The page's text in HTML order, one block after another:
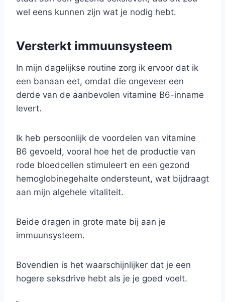
wel eens kunnen zijn wat je nodig hebt.
Versterkt immuunsysteem
In mijn dagelijkse routine zorg ik ervoor dat ik
een banaan eet, omdat die ongeveer een
derde van de aanbevolen vitamine B6-inname
levert.
Ik heb persoonlijk de voordelen van vitamine
B6 gevoeld, vooral hoe het de productie van
rode bloedcellen stimuleert en een gezond
hemoglobinegehalte ondersteunt, wat bijdraagt
aan mijn algehele vitaliteit.
Beide dragen in grote mate bij aan je
immuunsysteem.
Bovendien is het waarschijnlijker dat je een
hogere seksdrive hebt als je je goed voelt.